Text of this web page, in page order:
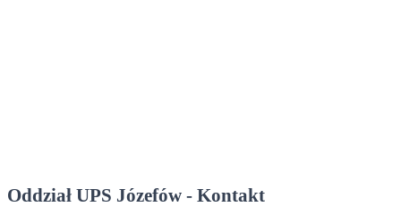
Oddział UPS Józefów - Kontakt